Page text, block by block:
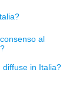
al
diffuse in Italia?